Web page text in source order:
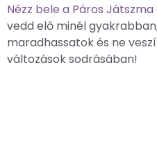
Nézz bele a Páros
vedd elő minél
maradhassatok és ne
változások sodrásában!